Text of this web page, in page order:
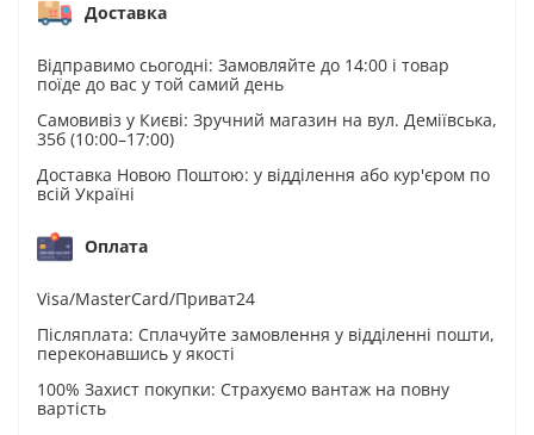
Доставка
Відправимо сьогодні: Замовляйте до 14:00 і товар
поїде до вас у той самий день
Самовивіз у Києві: Зручний магазин на вул. Деміївська,
35б (10:00–17:00)
Доставка Новою Поштою: у відділення або кур'єром по
всій Україні
Оплата
Visa/MasterCard/Приват24
Післяплата: Сплачуйте замовлення у відділенні пошти,
переконавшись у якості
100% Захист покупки: Страхуємо вантаж на повну
вартість